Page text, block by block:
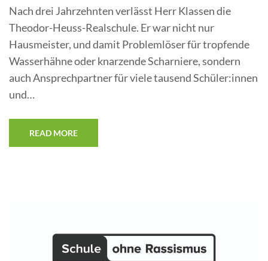
Nach drei Jahrzehnten verlässt Herr Klassen die
Theodor-Heuss-Realschule. Er war nicht nur
Hausmeister, und damit Problemlöser für tropfende
Wasserhähne oder knarzende Scharniere, sondern
auch Ansprechpartner für viele tausend Schüler:innen
und…
READ MORE